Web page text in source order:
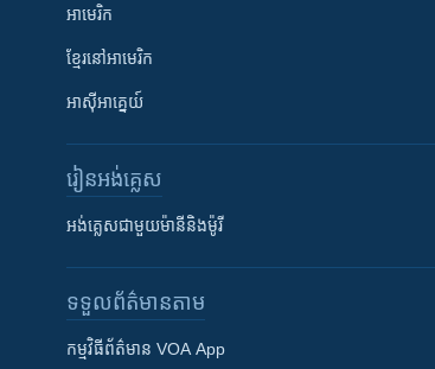
អាមេរិក
ខ្មែរ​នៅអាមេរិក
អាស៊ីអាគ្នេយ៍
រៀន​​អង់គ្លេស
អង់គ្លេស​ជាមួយ​ម៉ានី​និង​ម៉ូរី
ទទួល​ព័ត៌មាន​តាម
កម្មវិធី​ព័ត៌មាន VOA App